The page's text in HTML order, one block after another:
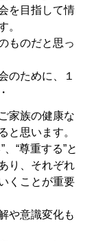
を目指して情
。
ものだと思っ
のために、１
家族の健康な
と思います。
“尊重する”と
り、それぞれ
くことが重要
や意識変化も